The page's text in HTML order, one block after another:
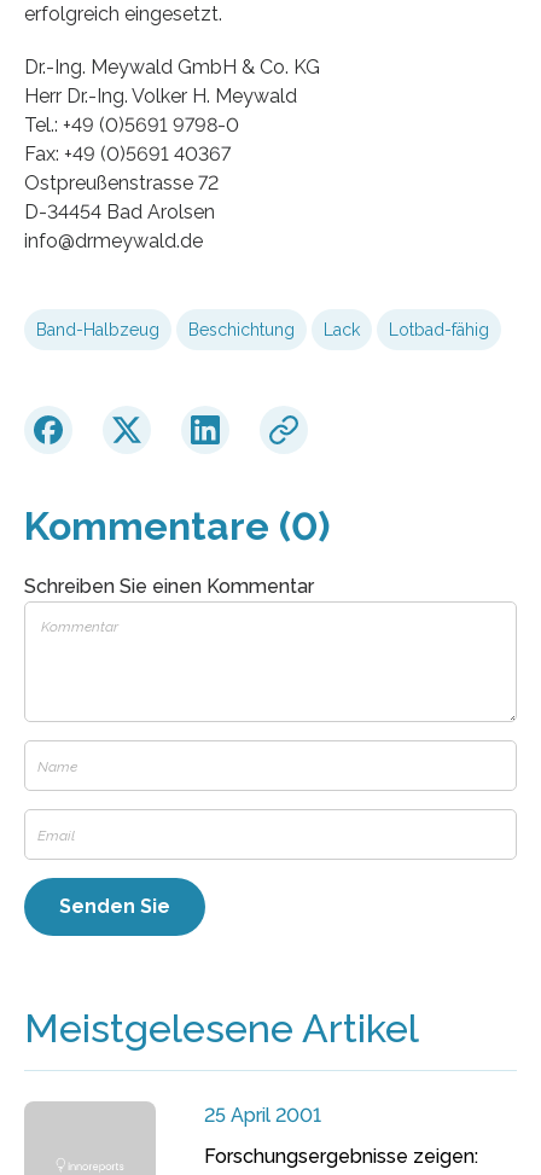
erfolgreich eingesetzt.
Dr.-Ing. Meywald GmbH & Co. KG
Herr Dr.-Ing. Volker H. Meywald
Tel.: +49 (0)5691 9798-0
Fax: +49 (0)5691 40367
Ostpreußenstrasse 72
D-34454 Bad Arolsen
info@drmeywald.de
Band-Halbzeug Beschichtung Lack Lotbad-fähig
Kommentare (0)
Schreiben Sie einen Kommentar
Meistgelesene Artikel
25 April 2001
Forschungsergebnisse zeigen: